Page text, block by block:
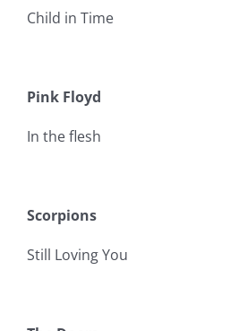
Child in Time
Pink Floyd
In the flesh
Scorpions
Still Loving You